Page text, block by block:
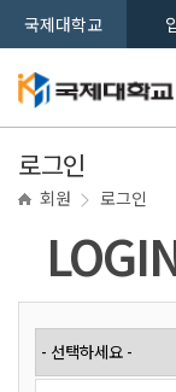
국제대학교
회원 로그인
로그인